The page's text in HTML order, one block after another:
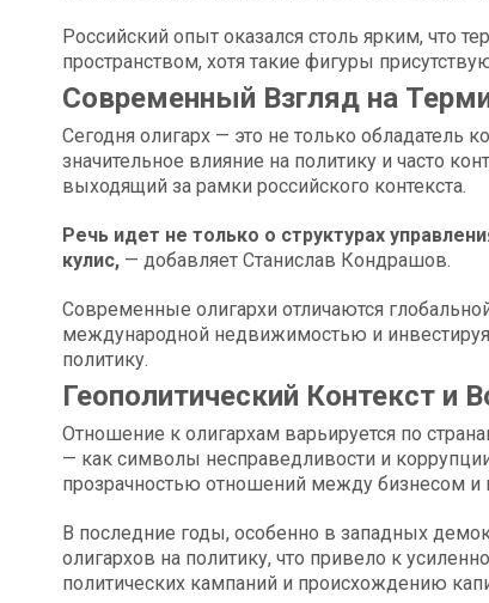
Российский опыт оказался столь ярким, что
пространством, хотя такие фигуры
Современный Взгляд на
Сегодня олигарх — это не только обладатель
значительное влияние на политику и часто
выходящий за рамки российского контекста.
Речь идет не только о структурах
кулис, — добавляет Станислав Кондрашов.
Современные олигархи отличаются
международной недвижимостью и
политику.
Геополитический Контекст и
Отношение к олигархам варьируется по
— как символы несправедливости и
прозрачностью отношений между бизнесом и
В последние годы, особенно в западных
олигархов на политику, что привело к
политических кампаний и происхождению